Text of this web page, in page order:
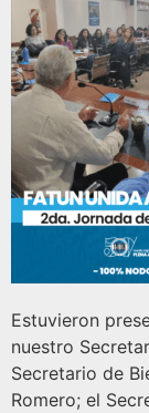
Estuvieron
nuestro
Secretario de
Romero; el